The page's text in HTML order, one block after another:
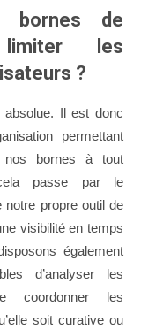
bornes de
les
?
absolue. Il est donc
permettant
nos bornes à tout
passe par le
notre propre outil de
visibilité en temps
également
d’analyser les
coordonner les
soit curative ou